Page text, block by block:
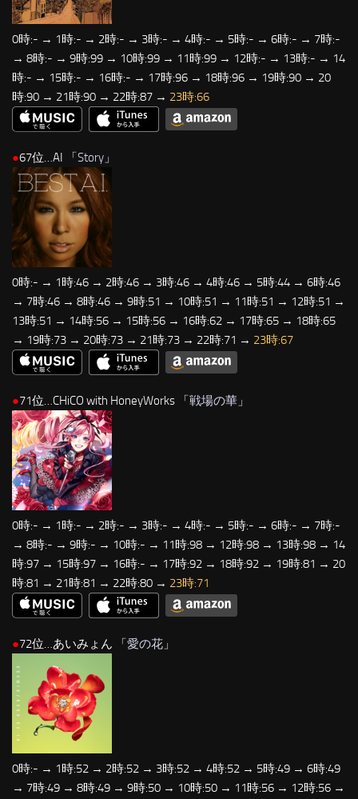
0時:- → 1時:- → 2時:- → 3時:- → 4時:- → 5時:- → 6時:- → 7時:-
→ 8時:- → 9時:99 → 10時:99 → 11時:99 → 12時:- → 13時:- → 14
時:- → 15時:- → 16時:- → 17時:96 → 18時:96 → 19時:90 → 20
時:90 → 21時:90 → 22時:87 → 23時:66
●67位…AI 「Story 」
0時:- → 1時:46 → 2時:46 → 3時:46 → 4時:46 → 5時:44 → 6時:46
→ 7時:46 → 8時:46 → 9時:51 → 10時:51 → 11時:51 → 12時:51 →
13時:51 → 14時:56 → 15時:56 → 16時:62 → 17時:65 → 18時:65
→ 19時:73 → 20時:73 → 21時:73 → 22時:71 → 23時:67
●71位…CHiCO with HoneyWorks 「戦場の華 」
0時:- → 1時:- → 2時:- → 3時:- → 4時:- → 5時:- → 6時:- → 7時:-
→ 8時:- → 9時:- → 10時:- → 11時:98 → 12時:98 → 13時:98 → 14
時:97 → 15時:97 → 16時:- → 17時:92 → 18時:92 → 19時:81 → 20
時:81 → 21時:81 → 22時:80 → 23時:71
●72位…あいみょん 「愛の花 」
0時:- → 1時:52 → 2時:52 → 3時:52 → 4時:52 → 5時:49 → 6時:49
→ 7時:49 → 8時:49 → 9時:50 → 10時:50 → 11時:56 → 12時:56 →